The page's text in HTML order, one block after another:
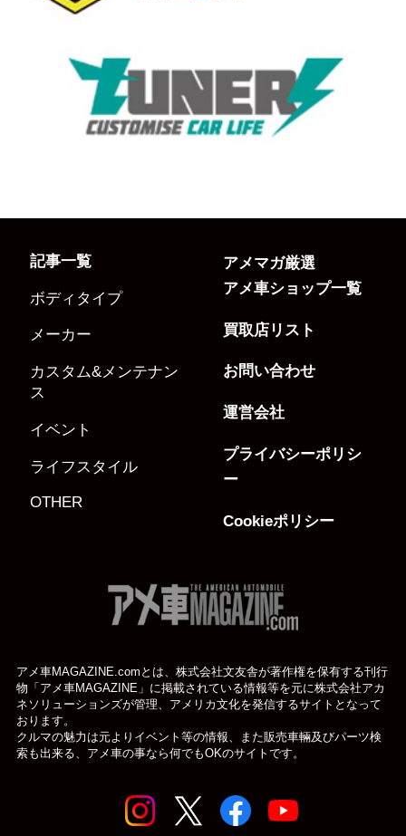
記事一覧
ボディタイプ
メーカー
カスタム&メンテナン
ス
イベント
ライフスタイル
OTHER
アメマガ厳選
アメ車ショップ一覧
買取店リスト
お問い合わせ
運営会社
プライバシーポリシ
ー
Cookieポリシー
アメ車MAGAZINE.comとは、株式会社文友舎が著作権を保有する刊行
物「アメ車MAGAZINE」に掲載されている情報等を元に株式会社アカ
ネソリューションズが管理、アメリカ文化を発信するサイトとなって
おります。
クルマの魅力は元よりイベント等の情報、また販売車輛及びパーツ検
索も出来る、アメ車の事なら何でもOKのサイトです。